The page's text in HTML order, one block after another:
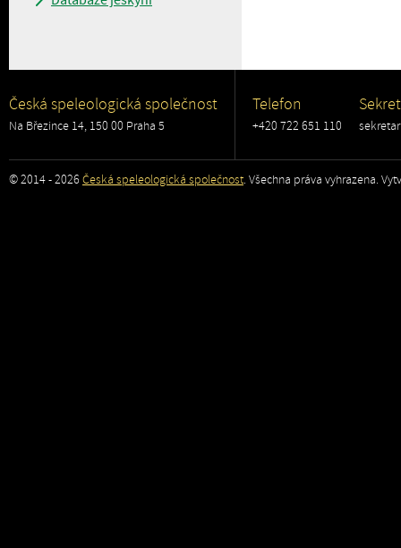
Česká speleologická společnost
Na Březince 14, 150 00 Praha 5
Telefon
+420 722 651 110
© 2014 - 2026 Česká speleologická společnost. Všechna práva vyhrazena.